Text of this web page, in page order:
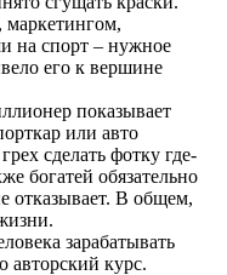
маркетингом,
на спорт – нужное
его к вершине
показывает
или авто
сделать фотку где-
богатей обязательно
отказывает. В общем,
зарабатывать
авторский курс.